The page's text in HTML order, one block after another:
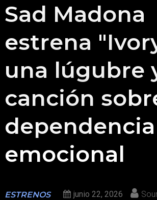
Sad Madona
estrena
una lúgubre
canción
dependencia
emocional
ESTRENOS junio 22, 2026